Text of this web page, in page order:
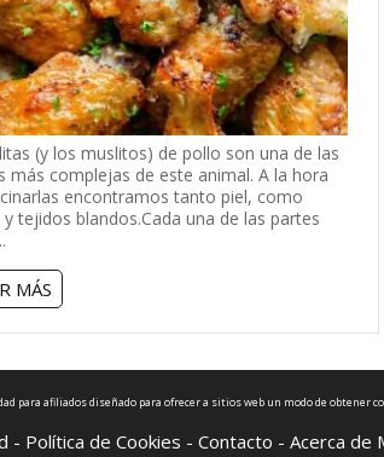
(y los muslitos) de pollo son una de las
más complejas de este animal. A la hora
encontramos tanto piel, como
y tejidos blandos.Cada una de las partes
MÁS
para afiliados diseñado para ofrecer a sitios web un modo de
- Política de Cookies - Contacto - Acerca de